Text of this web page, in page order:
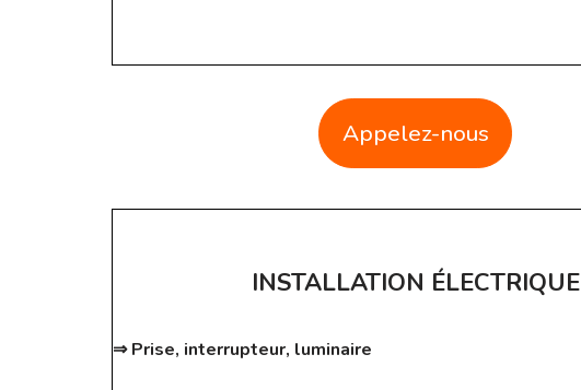
Appelez-nous
INSTALLATION ÉLECTRIQUE
⇒ Prise, interrupteur, luminaire